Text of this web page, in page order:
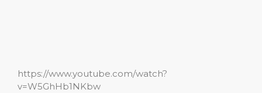
https://www.youtube.com/watch?
v=W5GhHb1NKbw